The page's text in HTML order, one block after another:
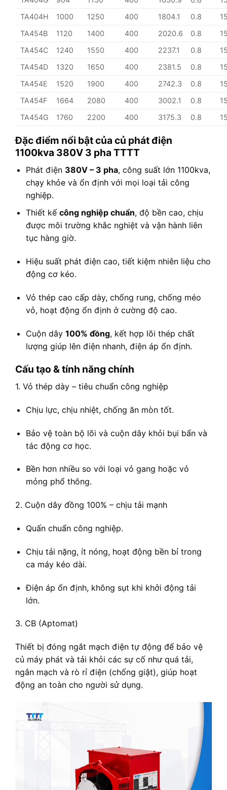
TA404H
1000 1250 400 1804.1 0.8
TA454B
1120 1400 400 2020.6 0.8
TA454C
1240 1550 400 2237.1 0.8
TA454D
1320 1650 400 2381.5 0.8
TA454E
1520 1900 400 2742.3 0.8
TA454F
1664 2080 400 3002.1 0.8
TA454G
1760 2200 400 3175.3 0.8
Đặc điểm nổi bật của củ phát điện
1100kva 380V 3 pha TTTT
Phát điện 380V – 3 pha, công suất lớn 1100kva,
chạy khỏe và ổn định với mọi loại tải công
nghiệp.
Thiết kế công nghiệp chuẩn, độ bền cao, chịu
được môi trường khắc nghiệt và vận hành liên
tục hàng giờ.
Hiệu suất phát điện cao, tiết kiệm nhiên liệu cho
động cơ kéo.
Vỏ thép cao cấp dày, chống rung, chống méo
vỏ, hoạt động ổn định ở cường độ cao.
Cuộn dây 100% đồng, kết hợp lõi thép chất
lượng giúp lên điện nhanh, điện áp ổn định.
Cấu tạo & tính năng chính
1. Vỏ thép dày – tiêu chuẩn công nghiệp
Chịu lực, chịu nhiệt, chống ăn mòn tốt.
Bảo vệ toàn bộ lõi và cuộn dây khỏi bụi bẩn và
tác động cơ học.
Bền hơn nhiều so với loại vỏ gang hoặc vỏ
mỏng phổ thông.
2. Cuộn dây đồng 100% – chịu tải mạnh
Quấn chuẩn công nghiệp.
Chịu tải nặng, ít nóng, hoạt động bền bỉ trong
ca máy kéo dài.
Điện áp ổn định, không sụt khi khởi động tải
lớn.
3. CB (Aptomat)
Thiết bị đóng ngắt mạch điện tự động để bảo vệ
củ máy phát và tải khỏi các sự cố như quá tải,
ngắn mạch và rò rỉ điện (chống giật), giúp hoạt
động an toàn cho người sử dụng.